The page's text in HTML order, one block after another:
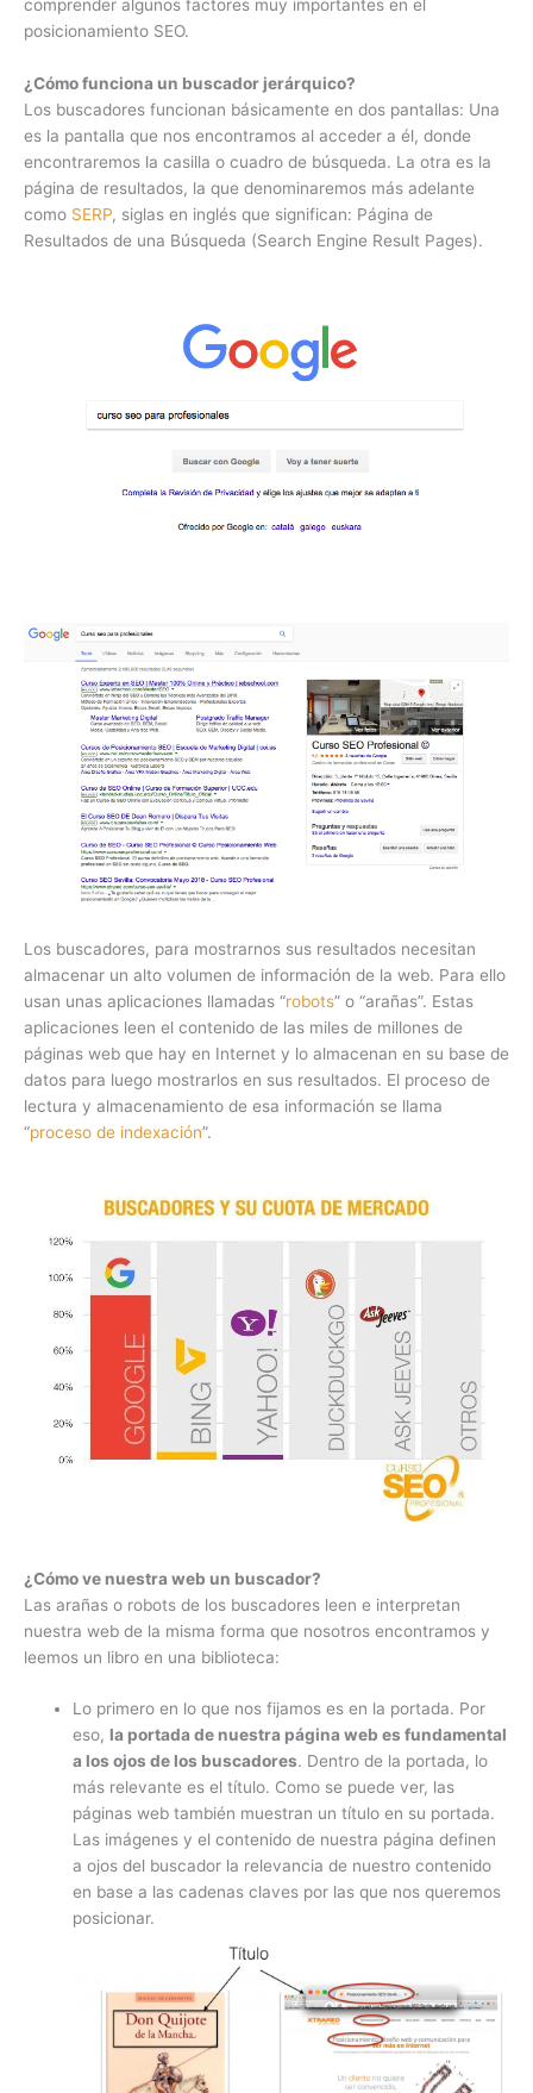
comprender algunos factores muy importantes en el
posicionamiento SEO.
¿Cómo funciona un buscador jerárquico?
Los buscadores funcionan básicamente en dos pantallas: Una
es la pantalla que nos encontramos al acceder a él, donde
encontraremos la casilla o cuadro de búsqueda. La otra es la
página de resultados, la que denominaremos más adelante
como SERP, siglas en inglés que significan: Página de
Resultados de una Búsqueda (Search Engine Result Pages).
Los buscadores, para mostrarnos sus resultados necesitan
almacenar un alto volumen de información de la web. Para ello
usan unas aplicaciones llamadas “robots” o “arañas”. Estas
aplicaciones leen el contenido de las miles de millones de
páginas web que hay en Internet y lo almacenan en su base de
datos para luego mostrarlos en sus resultados. El proceso de
lectura y almacenamiento de esa información se llama
“proceso de indexación”.
¿Cómo ve nuestra web un buscador?
Las arañas o robots de los buscadores leen e interpretan
nuestra web de la misma forma que nosotros encontramos y
leemos un libro en una biblioteca:
Lo primero en lo que nos fijamos es en la portada. Por
eso, la portada de nuestra página web es fundamental
a los ojos de los buscadores. Dentro de la portada, lo
más relevante es el título. Como se puede ver, las
páginas web también muestran un título en su portada.
Las imágenes y el contenido de nuestra página definen
a ojos del buscador la relevancia de nuestro contenido
en base a las cadenas claves por las que nos queremos
posicionar.